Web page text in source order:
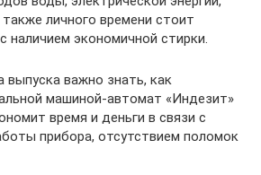
личного времени стоит
наличием экономичной стирки.
выпуска важно знать, как
машиной-автомат «Индезит»
время и деньги в связи с
прибора, отсутствием поломок